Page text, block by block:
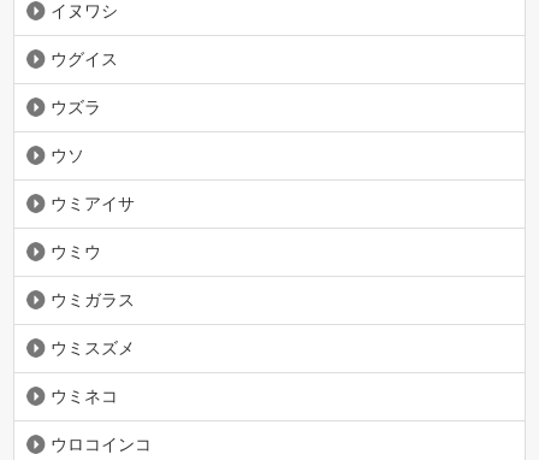
イヌワシ
ウグイス
ウズラ
ウソ
ウミアイサ
ウミウ
ウミガラス
ウミスズメ
ウミネコ
ウロコインコ